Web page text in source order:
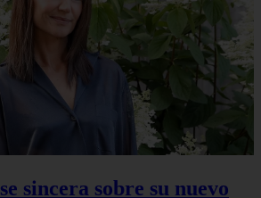
sincera sobre su nuevo